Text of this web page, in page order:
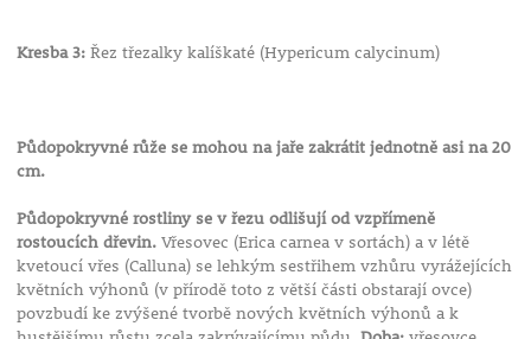
Kresba 3:Řez třezalky kalíškaté (Hypericum calycinum)
Půdopokryvné růže se mohou na jaře zakrátit jednotně asi na 20
cm.
Půdopokryvné rostliny se v řezu odlišují od vzpřímeně
rostoucích dřevin.Vřesovec (Erica carnea v sortách) a v létě
kvetoucí vřes (Calluna) se lehkým sestřihem vzhůru vyrážejících
květních výhonů (v přírodě toto z větší části obstarají ovce)
povzbudí ke zvýšené tvorbě nových květních výhonů a k